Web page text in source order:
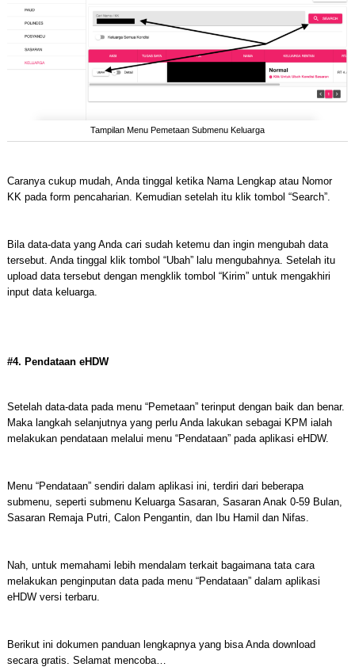
Tampilan Menu Pemetaan Submenu Keluarga
Caranya cukup mudah, Anda tinggal ketika Nama Lengkap atau Nomor
KK pada form pencaharian. Kemudian setelah itu klik tombol “Search”.
Bila data-data yang Anda cari sudah ketemu dan ingin mengubah data
tersebut. Anda tinggal klik tombol “Ubah” lalu mengubahnya. Setelah itu
upload data tersebut dengan mengklik tombol “Kirim” untuk mengakhiri
input data keluarga.
#4. Pendataan eHDW
Setelah data-data pada menu “Pemetaan” terinput dengan baik dan benar.
Maka langkah selanjutnya yang perlu Anda lakukan sebagai KPM ialah
melakukan pendataan melalui menu “Pendataan” pada aplikasi eHDW.
Menu “Pendataan” sendiri dalam aplikasi ini, terdiri dari beberapa
submenu, seperti submenu Keluarga Sasaran, Sasaran Anak 0-59 Bulan,
Sasaran Remaja Putri, Calon Pengantin, dan Ibu Hamil dan Nifas.
Nah, untuk memahami lebih mendalam terkait bagaimana tata cara
melakukan penginputan data pada menu “Pendataan” dalam aplikasi
eHDW versi terbaru.
Berikut ini dokumen panduan lengkapnya yang bisa Anda download
secara gratis. Selamat mencoba…